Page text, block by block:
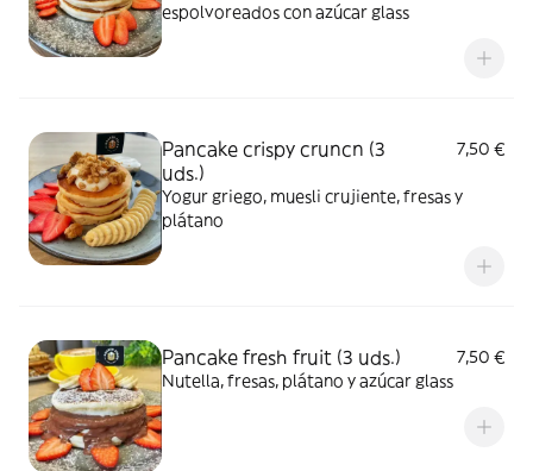
espolvoreados con azúcar glass
Pancake crispy cruncn (3
uds.)
7,50 €
Yogur griego, muesli crujiente, fresas y
plátano
Pancake fresh fruit (3 uds.)
7,50 €
Nutella, fresas, plátano y azúcar glass